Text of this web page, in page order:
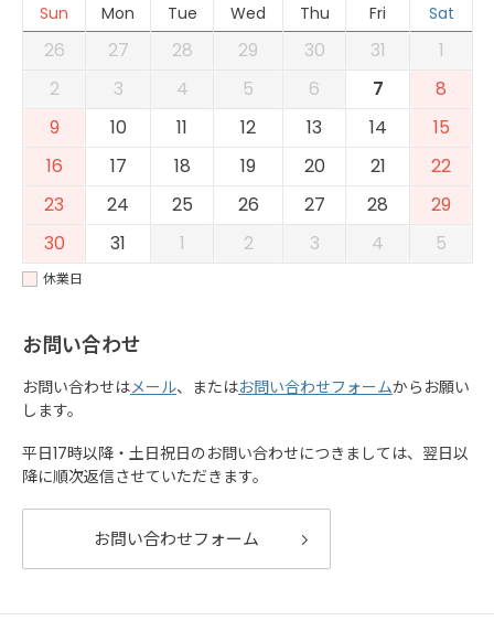
Sun
Mon Tue Wed Thu Fri Sat
26 27 28 29 30 31
1
2
3 4 5 6 7
8
9
10 11 12 13 14
15
16
17 18 19 20 21
22
23
24 25 26 27 28
29
30
31 1 2 3 4 5
休業日
お問い合わせ
お問い合わせはメール、またはお問い合わせフォームからお願い
します。
平日17時以降・土日祝日のお問い合わせにつきましては、翌日以
降に順次返信させていただきます。
お問い合わせフォーム